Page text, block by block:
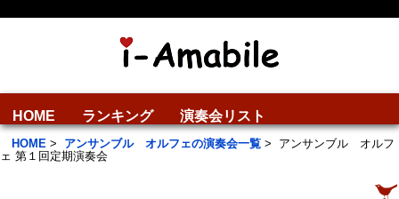
HOME ランキング 演奏会リスト
HOME > アンサンブル オルフェの演奏会一覧 > アンサンブル オルフ
ェ 第１回定期演奏会